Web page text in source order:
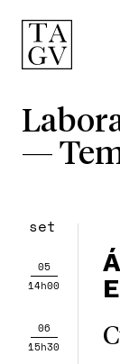
—
set
05
14h00
06
15h30